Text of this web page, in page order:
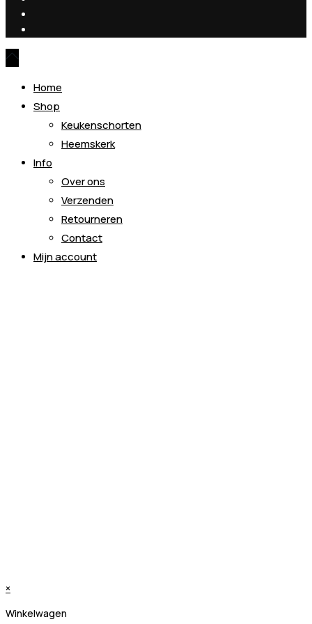
Home
Shop
Keukenschorten
Heemskerk
Info
Over ons
Verzenden
Retourneren
Contact
Mijn account
×
Winkelwagen